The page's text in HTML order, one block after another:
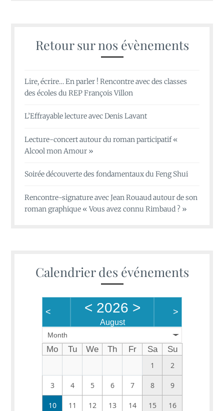
Retour sur nos évènements
Lire, écrire… En parler ! Rencontre avec des classes
des écoles du REP François Villon
L’Effrayable lecture avec Denis Lavant
Lecture-concert autour du roman participatif «
Alcool mon Amour »
Soirée découverte des fondamentaux du Feng Shui
Rencontre-signature avec Jean Rouaud autour de son
roman graphique « Vous avez connu Rimbaud ? »
Calendrier des événements
< < 2026 >
August
>
Month
Mo Tu We Th Fr Sa
Su
1
2
3 4 5 6 7 8 9
10 11 12 13 14 15 16